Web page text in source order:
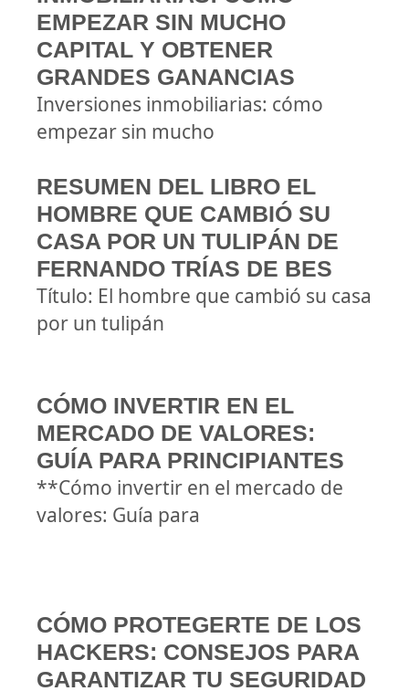
EMPEZAR SIN MUCHO
CAPITAL Y OBTENER
GRANDES GANANCIAS
Inversiones inmobiliarias: cómo
empezar sin mucho
RESUMEN DEL LIBRO EL
HOMBRE QUE CAMBIÓ SU
CASA POR UN TULIPÁN DE
FERNANDO TRÍAS DE BES
Título: El hombre que cambió su casa
por un tulipán
CÓMO INVERTIR EN EL
MERCADO DE VALORES:
GUÍA PARA PRINCIPIANTES
**Cómo invertir en el mercado de
valores: Guía para
CÓMO PROTEGERTE DE LOS
HACKERS: CONSEJOS PARA
GARANTIZAR TU SEGURIDAD